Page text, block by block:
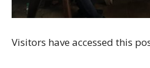
Visitors have accessed this